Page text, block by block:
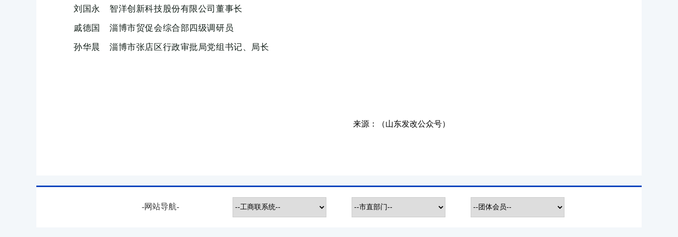
刘国永 智洋创新科技股份有限公司董事长
戚德国 淄博市贸促会综合部四级调研员
孙华晨 淄博市张店区行政审批局党组书记、局长
来源： （山东发改公众号）
-网站导航-